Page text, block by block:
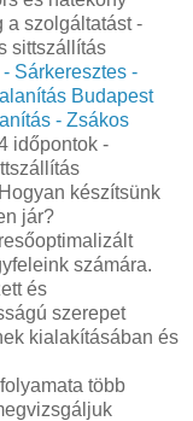
a szolgáltatást -
sittszállítás
Sárkeresztes -
Budapest
- Zsákos
időpontok -
készítsünk
jár?
számára.
és
szerepet
kialakításában és
több